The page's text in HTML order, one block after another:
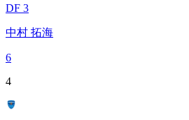
DF 3
中村 拓海
6
4